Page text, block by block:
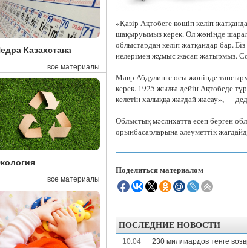
Казахстана
все материалы
все материалы
«Қазір Ақтөбеге көшіп келіп
шақыруымыз керек. Ол жөнінде
облыстардан келіп жатқандар бар.
иелерімен жұмыс жасап жатырмыз.
Мавр Абдулинге осы жөнінде
керек. 1925 жылға дейін Ақтөбеде
келетін халыққа жағдай жасау», —
Облыстық мәслихатта есеп берген
орынбасарларына әлеуметтік
Поделиться материалом
ПОСЛЕДНИЕ НОВОСТИ
10:04 230 миллиардов тенге